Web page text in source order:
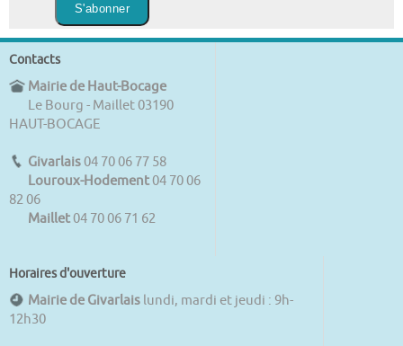
Contacts
Mairie de Haut-Bocage
Le Bourg - Maillet 03190
HAUT-BOCAGE
Givarlais 04 70 06 77 58
Louroux-Hodement 04 70 06
82 06
Maillet 04 70 06 71 62
Horaires d'ouverture
Mairie de Givarlais lundi, mardi et jeudi : 9h-
12h30